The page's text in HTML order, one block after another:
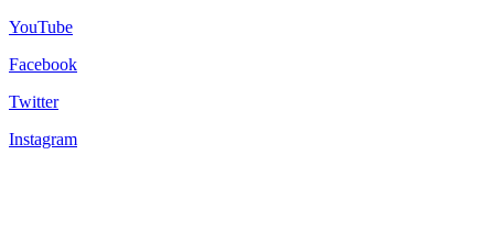
YouTube
Facebook
Twitter
Instagram